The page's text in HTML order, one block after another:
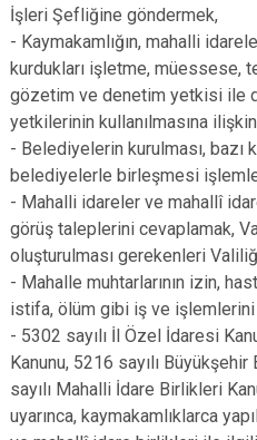
İşleri Şefliğine göndermek,
- Kaymakamlığın, mahalli
kurdukları işletme, müessese,
gözetim ve denetim yetkisi ile
yetkilerinin kullanılmasına
- Belediyelerin kurulması, bazı
belediyelerle birleşmesi
- Mahalli idareler ve mahallî
görüş taleplerini cevaplamak,
oluşturulması gerekenleri
- Mahalle muhtarlarının izin,
istifa, ölüm gibi iş ve işlemlerini
- 5302 sayılı İl Özel İdaresi
Kanunu, 5216 sayılı
sayılı Mahalli İdare Birlikleri
uyarınca, kaymakamlıklarca